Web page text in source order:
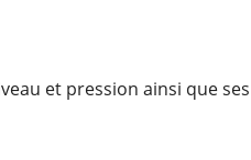
et pression ainsi que